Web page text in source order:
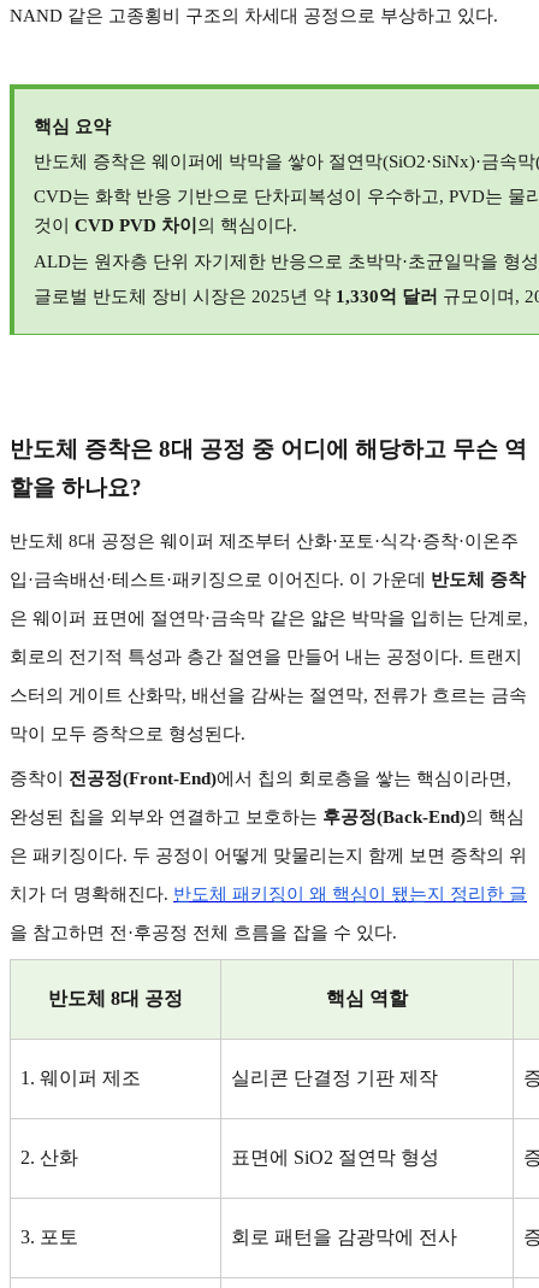
NAND 같은 고종횡비 구조의 차세대 공정으로 부상하고 있다.
핵심 요약
반도체 증착은 웨이퍼에 박막을 쌓아 절연막(SiO2·SiNx)·금속막
CVD는 화학 반응 기반으로 단차피복성이 우수하고, PVD는 물
것이 CVD PVD 차이 의 핵심이다.
ALD는 원자층 단위 자기제한 반응으로 초박막·초균일막을 형
글로벌 반도체 장비 시장은 2025년 약 1,330억 달러 규모이며 ,
반도체 증착은 8대 공정 중 어디에 해당하고 무슨 역
할을 하나요?
반도체 8대 공정은 웨이퍼 제조부터 산화·포토·식각·증착·이온주
입·금속배선 ·테스트·패키징으로 이어진다. 이 가운데 반도체 증착
은 웨이퍼 표면에 절연막·금속막 같은 얇은 박막을 입히는 단계로,
회로의 전기적 특성과 층간 절연을 만들어 내는 공정이다. 트랜지
스터의 게이트 산화막, 배선을 감싸는 절연막, 전류가 흐르는 금속
막이 모두 증착으로 형성된다.
증착이 전공정(Front-End)에서 칩의 회로층을 쌓는 핵심이라면,
완성된 칩을 외부와 연결하고 보호하는 후공정(Back-End)의 핵심
은 패키징이다. 두 공정이 어떻게 맞물리는지 함께 보면 증착의 위
치가 더 명확해진다. 반도체 패키징이 왜 핵심이 됐는지 정리한 글
을 참고하면 전·후공정 전체 흐름을 잡을 수 있다.
반도체 8대 공정 핵심 역할
1. 웨이퍼 제조 실리콘 단결정 기판 제작
2. 산화 표면에 SiO2 절연막 형성
3. 포토 회로 패턴을 감광막에 전사